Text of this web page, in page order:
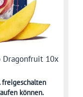
Dragonfruit 10x
können.